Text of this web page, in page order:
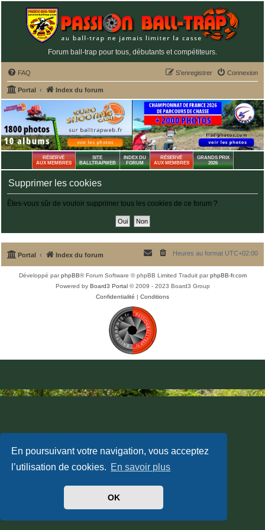
En poursuivant votre navigation, vous acceptez
l’utilisation de cookies. En savoir plus
OK
Forum ball-trap pour tous, débutants et compétiteurs.
FAQ Connexion
S’enregistrer
Portal Index du forum
RÉSERVÉ
AUX MEMBRES
SITE
BALLTRAPWEB
INDEX DU
FORUM
RÉSERVÉ
AUX MEMBRES
GRANDS PRIX
2026
Supprimer les cookies
Êtes-vous sûr de vouloir supprimer tous les cookies de ce forum ?
Portal Index du forum Heures au format UTC+02:00
Développé parphpBB® Forum Software © phpBB Limited Traduit parphpBB-fr.com
Powered by Board3 Portal© 2009 - 2023 Board3 Group
Confidentialité | Conditions